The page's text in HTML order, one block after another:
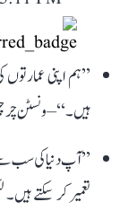
’’ہم اپنی
ہیں۔‘‘ – ونسٹن
’’آپ دنیا کی سب سے
تعمیر کر سکتے